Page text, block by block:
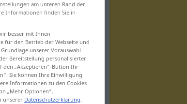
am unteren Rand der
Informationen finden Sie in
besser mit Ihnen
für den Betrieb der Webseite und
unserer Vorauswahl
Bereitstellung personalisierter
den „Akzeptieren“-Button Ihr
Sie können Ihre Einwilligung
Informationen zu den Cookies
„Mehr Optionen“.
unserer Datenschutzerklärung.